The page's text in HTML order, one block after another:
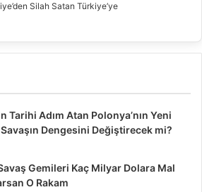
Silah Satan Türkiye’ye
Tarihi Adım Atan Polonya’nın Yeni
Dengesini Değiştirecek mi?
Gemileri Kaç Milyar Dolara Mal
O Rakam